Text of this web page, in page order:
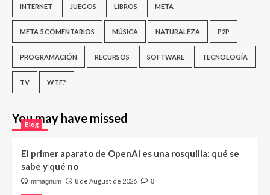
INTERNET JUEGOS LIBROS META
META 5 COMENTARIOS MÚSICA NATURALEZA P2P
PROGRAMACIÓN RECURSOS SOFTWARE TECNOLOGÍA
TV WTF?
You may have missed
Blog
El primer aparato de OpenAI es una rosquilla: qué se
sabe y qué no
mmagnum 8 de August de 2026 0